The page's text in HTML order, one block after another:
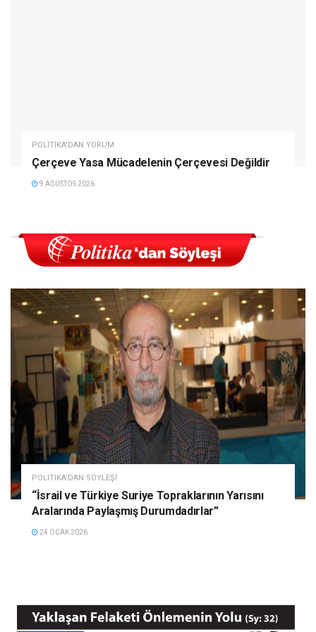
POLITIKA'DAN YORUM
Çerçeve Yasa Mücadelenin Çerçevesi Değildir
9 AĞUSTOS 2026
POLITIKA'DAN SÖYLEŞI
“İsrail ve Türkiye Suriye Topraklarının Yarısını
Aralarında Paylaşmış Durumdadırlar”
24 OCAK 2026